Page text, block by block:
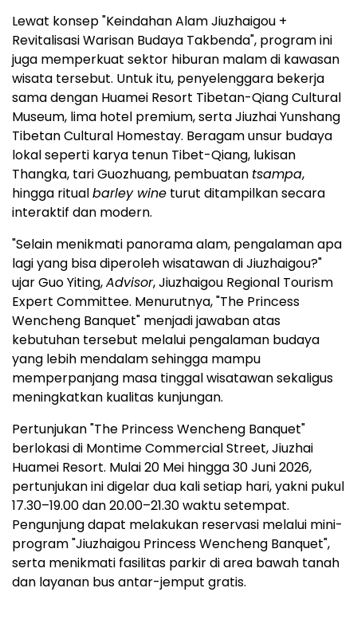
Lewat konsep "Keindahan Alam Jiuzhaigou +
Revitalisasi Warisan Budaya Takbenda", program ini
juga memperkuat sektor hiburan malam di kawasan
wisata tersebut. Untuk itu, penyelenggara bekerja
sama dengan Huamei Resort Tibetan-Qiang Cultural
Museum, lima hotel premium, serta Jiuzhai Yunshang
Tibetan Cultural Homestay. Beragam unsur budaya
lokal seperti karya tenun Tibet-Qiang, lukisan
Thangka, tari Guozhuang, pembuatan tsampa,
hingga ritualbarley wine turut ditampilkan secara
interaktif dan modern.
"Selain menikmati panorama alam, pengalaman apa
lagi yang bisa diperoleh wisatawan di Jiuzhaigou?"
ujar Guo Yiting,Advisor, Jiuzhaigou Regional Tourism
Expert Committee. Menurutnya, "The Princess
Wencheng Banquet" menjadi jawaban atas
kebutuhan tersebut melalui pengalaman budaya
yang lebih mendalam sehingga mampu
memperpanjang masa tinggal wisatawan sekaligus
meningkatkan kualitas kunjungan.
Pertunjukan "The Princess Wencheng Banquet"
berlokasi di Montime Commercial Street, Jiuzhai
Huamei Resort. Mulai 20 Mei hingga 30 Juni 2026,
pertunjukan ini digelar dua kali setiap hari, yakni pukul
17.30–19.00 dan 20.00–21.30 waktu setempat.
Pengunjung dapat melakukan reservasi melalui mini-
program "Jiuzhaigou Princess Wencheng Banquet",
serta menikmati fasilitas parkir di area bawah tanah
dan layanan bus antar-jemput gratis.